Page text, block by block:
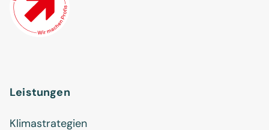
Leistungen
Klimastrategien